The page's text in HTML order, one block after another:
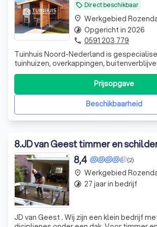
local_offer Direct beschikbaar
Tuinhuis Noord-Nederland is
tuinhuizen, overkappingen,
schuttingen. Wij helpen klanten bij zowel
bouwpakketten voor de doe-het-zelver
maatwerkprojecten inclusief levering en
nu gaat om een eenvoudige overkapping
Beschikbaarheid
Prijsopgave
place Werkgebied
timelapse Opgericht in 2026
phone 0591 203 779
8.JD van Geest timmer en
(2)
8,4
JD van Geest . Wij zijn een klein bedrijf
place Werkgebied
timelapse 27 jaar in bedrijf